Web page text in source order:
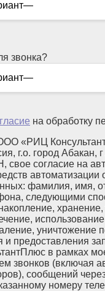
звонка?
на обработку
«РИЦ
г.о. город Абакан,
свое согласие на
автоматизации
фамилия, имя,
следующими
уничтожение
и предоставления
в рамках
звонков (включая
сообщений
номеру